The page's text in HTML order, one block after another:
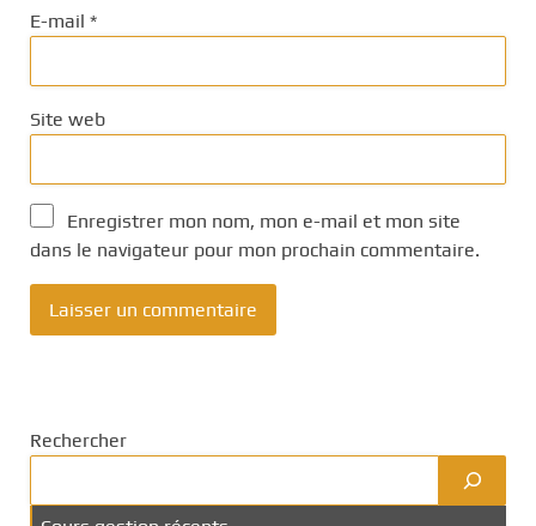
E-mail *
Site web
Enregistrer mon nom, mon e-mail et mon site
dans le navigateur pour mon prochain commentaire.
Rechercher